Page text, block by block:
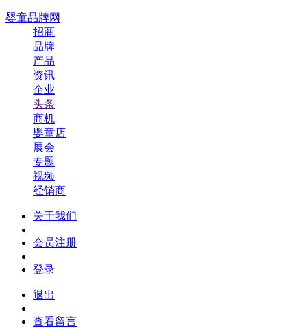
婴童品牌网
招商
品牌
产品
资讯
企业
头条
商机
婴童店
展会
专题
视频
经销商
关于我们
会员注册
登录
退出
查看留言